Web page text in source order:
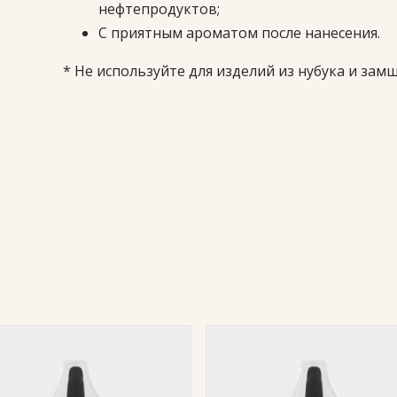
нефтепродуктов;
С приятным ароматом после нанесения.
* Не используйте для изделий из нубука и